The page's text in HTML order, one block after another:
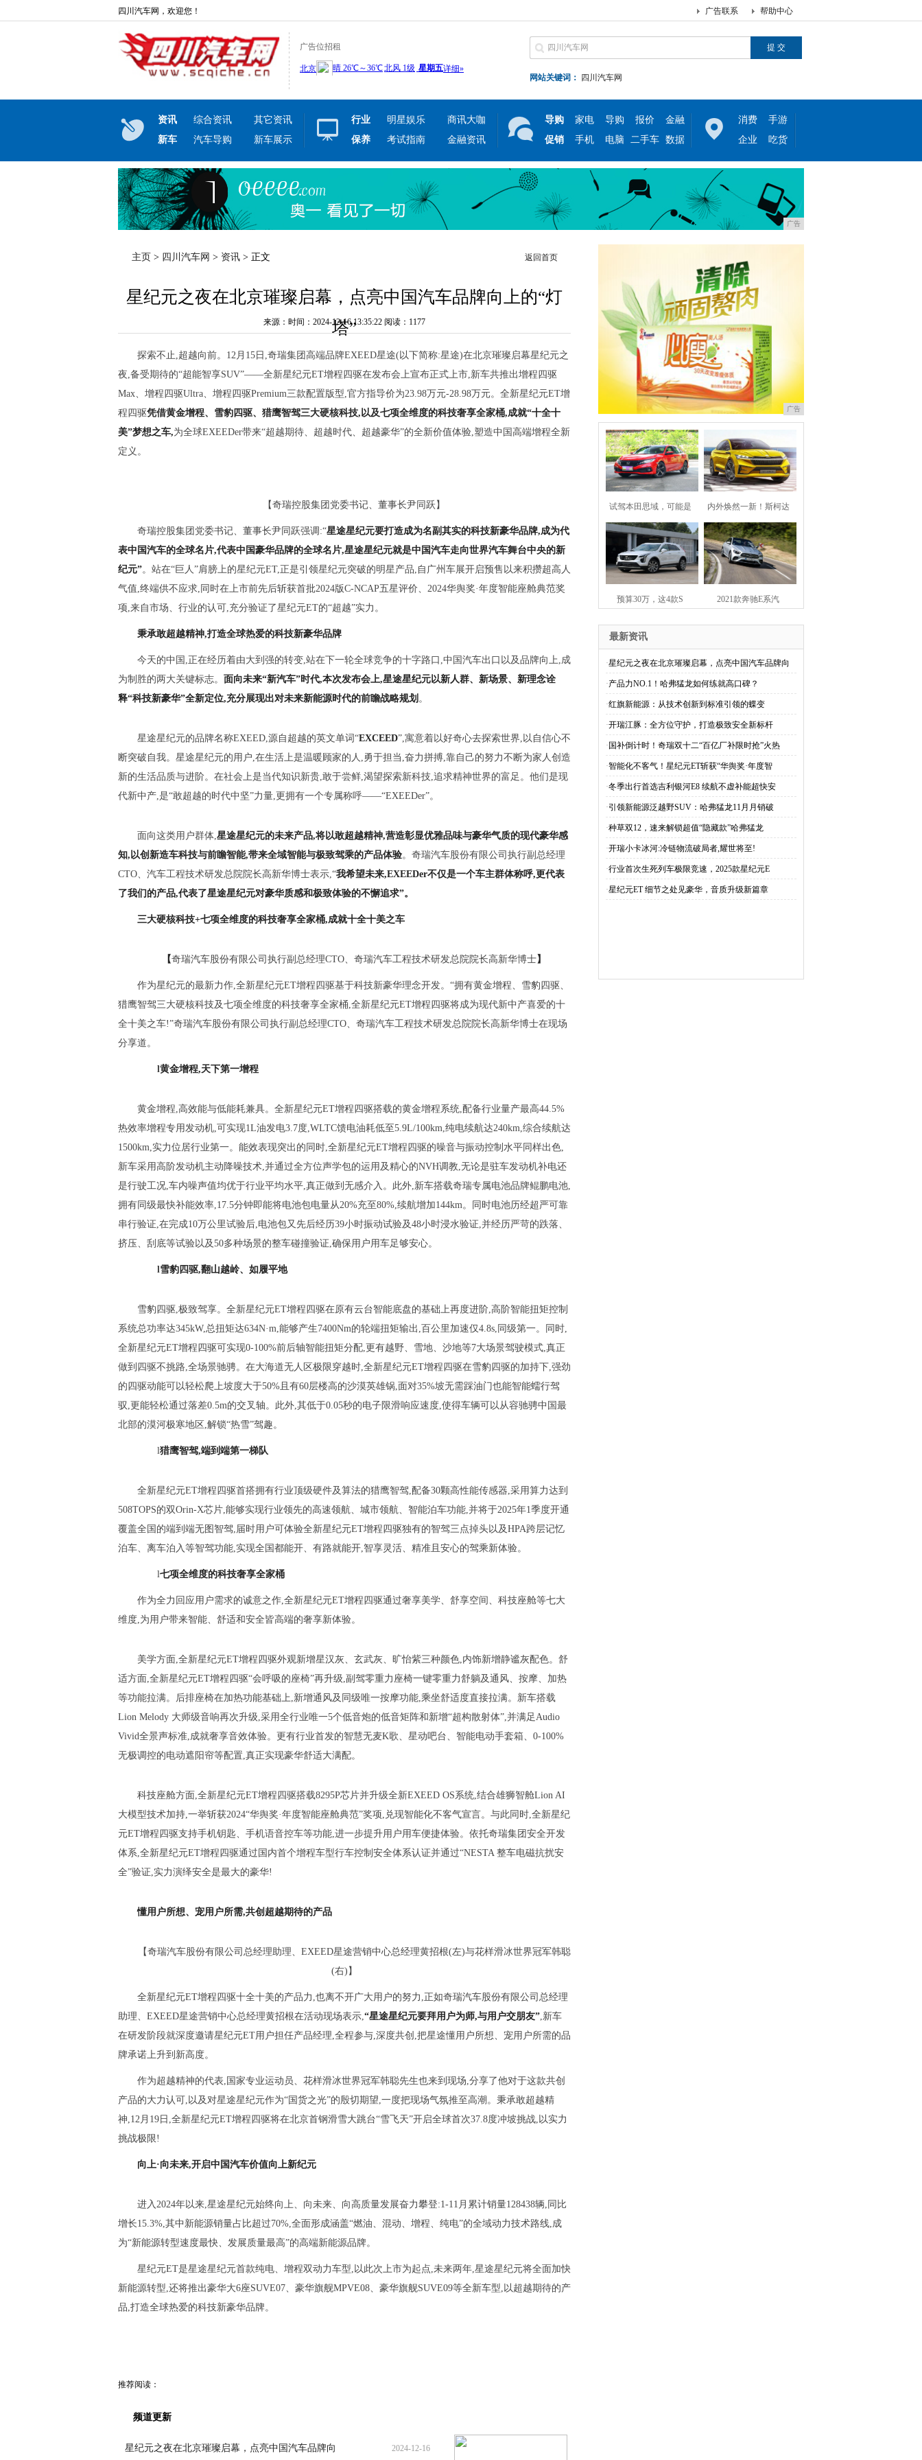
四川汽车网，欢迎您！ 帮助中心
广告联系
广告位招租
网站关键词： 四川汽车网
资讯 综合资讯
其它资讯
新车
汽车导购 新车展示
行业 明星娱乐
商讯大咖
保养
考试指南 金融资讯
导购 家电 导购 报价
金融
促销
手机 电脑 二手车 数据
消费
手游
企业
吃货
广告
主页 > 四川汽车网 > 资讯 > 正文 返回首页
星纪元之夜在北京璀璨启幕，点亮中国汽车品牌向上的“灯
塔”
来源：时间：2024-12-16 13:35:22 阅读：1177
探索不止,超越向前。12月15日,奇瑞集团高端品牌EXEED星途(以下简称:星途)在北京璀璨启幕星纪元之
夜,备受期待的“超能智享SUV”——全新星纪元ET增程四驱在发布会上宣布正式上市,新车共推出增程四驱
Max、增程四驱Ultra、增程四驱Premium三款配置版型,官方指导价为23.98万元-28.98万元。全新星纪元ET增
程四驱凭借黄金增程、雪豹四驱、猎鹰智驾三大硬核科技,以及七项全维度的科技奢享全家桶,成就“十全十
美”梦想之车,为全球EXEEDer带来“超越期待、超越时代、超越豪华”的全新价值体验,塑造中国高端增程全新
定义。
【奇瑞控股集团党委书记、董事长尹同跃】
奇瑞控股集团党委书记、董事长尹同跃强调:“星途星纪元要打造成为名副其实的科技新豪华品牌,成为代
表中国汽车的全球名片,代表中国豪华品牌的全球名片,星途星纪元就是中国汽车走向世界汽车舞台中央的新
纪元”。站在“巨人”肩膀上的星纪元ET,正是引领星纪元突破的明星产品,自广州车展开启预售以来积攒超高人
气值,终端供不应求,同时在上市前先后斩获首批2024版C-NCAP五星评价、2024华舆奖·年度智能座舱典范奖
项,来自市场、行业的认可,充分验证了星纪元ET的“超越”实力。
秉承敢超越精神,打造全球热爱的科技新豪华品牌
今天的中国,正在经历着由大到强的转变,站在下一轮全球竞争的十字路口,中国汽车出口以及品牌向上,成
为制胜的两大关键标志。 面向未来“新汽车”时代,本次发布会上,星途星纪元以新人群、新场景、新理念诠
释“科技新豪华”全新定位,充分展现出对未来新能源时代的前瞻战略规划 。
星途星纪元的品牌名称EXEED,源自超越的英文单词“EXCEED”,寓意着以好奇心去探索世界,以自信心不
断突破自我。星途星纪元的用户,在生活上是温暖顾家的人,勇于担当,奋力拼搏,靠自己的努力不断为家人创造
新的生活品质与进阶。在社会上是当代知识新贵,敢于尝鲜,渴望探索新科技,追求精神世界的富足。他们是现
代新中产,是“敢超越的时代中坚”力量,更拥有一个专属称呼——“EXEEDer”。
面向这类用户群体,星途星纪元的未来产品,将以敢超越精神,营造彰显优雅品味与豪华气质的现代豪华感
知,以创新造车科技与前瞻智能,带来全域智能与极致驾乘的产品体验。奇瑞汽车股份有限公司执行副总经理
CTO、汽车工程技术研发总院院长高新华博士表示,“我希望未来,EXEEDer不仅是一个车主群体称呼,更代表
了我们的产品,代表了星途星纪元对豪华质感和极致体验的不懈追求”。
三大硬核科技+七项全维度的科技奢享全家桶,成就十全十美之车
【奇瑞汽车股份有限公司执行副总经理CTO、奇瑞汽车工程技术研发总院院长高新华博士】
作为星纪元的最新力作,全新星纪元ET增程四驱基于科技新豪华理念开发。“拥有黄金增程、雪豹四驱、
猎鹰智驾三大硬核科技及七项全维度的科技奢享全家桶,全新星纪元ET增程四驱将成为现代新中产喜爱的十
全十美之车!”奇瑞汽车股份有限公司执行副总经理CTO、奇瑞汽车工程技术研发总院院长高新华博士在现场
分享道。
l黄金增程,天下第一增程
黄金增程,高效能与低能耗兼具。全新星纪元ET增程四驱搭载的黄金增程系统,配备行业量产最高44.5%
热效率增程专用发动机,可实现1L油发电3.7度,WLTC馈电油耗低至5.9L/100km,纯电续航达240km,综合续航达
1500km,实力位居行业第一。能效表现突出的同时,全新星纪元ET增程四驱的噪音与振动控制水平同样出色,
新车采用高阶发动机主动降噪技术,并通过全方位声学包的运用及精心的NVH调教,无论是驻车发动机补电还
是行驶工况,车内噪声值均优于行业平均水平,真正做到无感介入。此外,新车搭载奇瑞专属电池品牌鲲鹏电池,
拥有同级最快补能效率,17.5分钟即能将电池包电量从20%充至80%,续航增加144km。同时电池历经超严可靠
串行验证,在完成10万公里试验后,电池包又先后经历39小时振动试验及48小时浸水验证,并经历严苛的跌落、
挤压、刮底等试验以及50多种场景的整车碰撞验证,确保用户用车足够安心。
l雪豹四驱,翻山越岭、如履平地
雪豹四驱,极致驾享。全新星纪元ET增程四驱在原有云台智能底盘的基础上再度进阶,高阶智能扭矩控制
系统总功率达345kW,总扭矩达634N·m,能够产生7400Nm的轮端扭矩输出,百公里加速仅4.8s,同级第一。同时,
全新星纪元ET增程四驱可实现0-100%前后轴智能扭矩分配,更有越野、雪地、沙地等7大场景驾驶模式,真正
做到四驱不挑路,全场景驰骋。在大海道无人区极限穿越时,全新星纪元ET增程四驱在雪豹四驱的加持下,强劲
的四驱动能可以轻松爬上坡度大于50%且有60层楼高的沙漠英雄锅,面对35%坡无需踩油门也能智能蠕行驾
驭,更能轻松通过落差0.5m的交叉轴。此外,其低于0.05秒的电子限滑响应速度,使得车辆可以从容驰骋中国最
北部的漠河极寒地区,解锁“热雪”驾趣。
l猎鹰智驾,端到端第一梯队
全新星纪元ET增程四驱首搭拥有行业顶级硬件及算法的猎鹰智驾,配备30颗高性能传感器,采用算力达到
508TOPS的双Orin-X芯片,能够实现行业领先的高速领航、城市领航、智能泊车功能,并将于2025年1季度开通
覆盖全国的端到端无图智驾,届时用户可体验全新星纪元ET增程四驱独有的智驾三点掉头以及HPA跨层记忆
泊车、离车泊入等智驾功能,实现全国都能开、有路就能开,智享灵活、精准且安心的驾乘新体验。
l七项全维度的科技奢享全家桶
作为全力回应用户需求的诚意之作,全新星纪元ET增程四驱通过奢享美学、舒享空间、科技座舱等七大
维度,为用户带来智能、舒适和安全皆高端的奢享新体验。
美学方面,全新星纪元ET增程四驱外观新增星汉灰、玄武灰、旷怡紫三种颜色,内饰新增静谧灰配色。舒
适方面,全新星纪元ET增程四驱“会呼吸的座椅”再升级,副驾零重力座椅一键零重力舒躺及通风、按摩、加热
等功能拉满。后排座椅在加热功能基础上,新增通风及同级唯一按摩功能,乘坐舒适度直接拉满。新车搭载
Lion Melody 大师级音响再次升级,采用全行业唯一5个低音炮的低音矩阵和新增“超构散射体”,并满足Audio
Vivid全景声标准,成就奢享音效体验。更有行业首发的智慧无麦K歌、星动吧台、智能电动手套箱、0-100%
无极调控的电动遮阳帘等配置,真正实现豪华舒适大满配。
科技座舱方面,全新星纪元ET增程四驱搭载8295P芯片并升级全新EXEED OS系统,结合雄狮智舱Lion AI
大模型技术加持,一举斩获2024“华舆奖·年度智能座舱典范”奖项,兑现智能化不客气宣言。与此同时,全新星纪
元ET增程四驱支持手机钥匙、手机语音控车等功能,进一步提升用户用车便捷体验。依托奇瑞集团安全开发
体系,全新星纪元ET增程四驱通过国内首个增程车型行车控制安全体系认证并通过“NESTA 整车电磁抗扰安
全”验证,实力演绎安全是最大的豪华!
懂用户所想、宠用户所需,共创超越期待的产品
【奇瑞汽车股份有限公司总经理助理、EXEED星途营销中心总经理黄招根(左)与花样滑冰世界冠军韩聪
(右)】
全新星纪元ET增程四驱十全十美的产品力,也离不开广大用户的努力,正如奇瑞汽车股份有限公司总经理
助理、EXEED星途营销中心总经理黄招根在活动现场表示,“星途星纪元要拜用户为师,与用户交朋友”,新车
在研发阶段就深度邀请星纪元ET用户担任产品经理,全程参与,深度共创,把星途懂用户所想、宠用户所需的品
牌承诺上升到新高度。
作为超越精神的代表,国家专业运动员、花样滑冰世界冠军韩聪先生也来到现场,分享了他对于这款共创
产品的大力认可,以及对星途星纪元作为“国货之光”的殷切期望,一度把现场气氛推至高潮。秉承敢超越精
神,12月19日,全新星纪元ET增程四驱将在北京首钢滑雪大跳台“雪飞天”开启全球首次37.8度冲坡挑战,以实力
挑战极限!
向上·向未来,开启中国汽车价值向上新纪元
进入2024年以来,星途星纪元始终向上、向未来、向高质量发展奋力攀登:1-11月累计销量128438辆,同比
增长15.3%,其中新能源销量占比超过70%,全面形成涵盖“燃油、混动、增程、纯电”的全域动力技术路线,成
为“新能源转型速度最快、发展质量最高”的高端新能源品牌。
星纪元ET是星途星纪元首款纯电、增程双动力车型,以此次上市为起点,未来两年,星途星纪元将全面加快
新能源转型,还将推出豪华大6座SUVE07、豪华旗舰MPVE08、豪华旗舰SUVE09等全新车型,以超越期待的产
品,打造全球热爱的科技新豪华品牌。
推荐阅读：
频道更新
星纪元之夜在北京璀璨启幕，点亮中国汽车品牌向 2024-12-16
广告
试驾本田思域，可能是 内外焕然一新！斯柯达
预算30万，这4款S 2021款奔驰E系汽
最新资讯
·星纪元之夜在北京璀璨启幕，点亮中国汽车品牌向
·产品力NO.1！哈弗猛龙如何练就高口碑？
·红旗新能源：从技术创新到标准引领的蝶变
·开瑞江豚：全方位守护，打造极致安全新标杆
· 国补倒计时！奇瑞双十二“百亿厂补限时抢”火热
·智能化不客气！星纪元ET斩获“华舆奖·年度智
·冬季出行首选吉利银河E8 续航不虚补能超快安
·引领新能源泛越野SUV：哈弗猛龙11月月销破
·种草双12，速来解锁超值“隐藏款”哈弗猛龙
·开瑞小卡冰河:冷链物流破局者,耀世将至!
·行业首次生死列车极限竞速，2025款星纪元E
·星纪元ET 细节之处见豪华，音质升级新篇章